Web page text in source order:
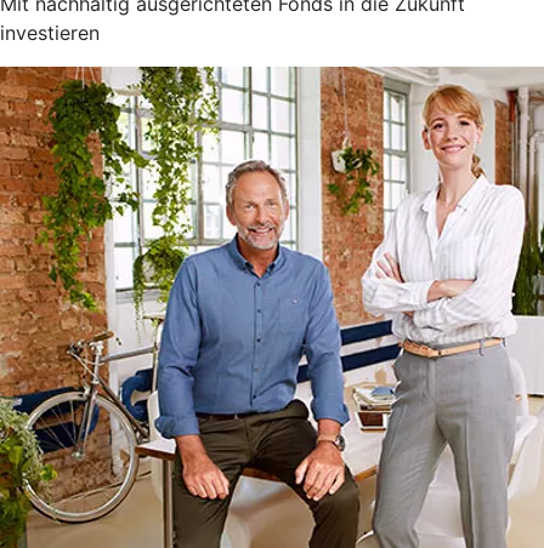
investieren